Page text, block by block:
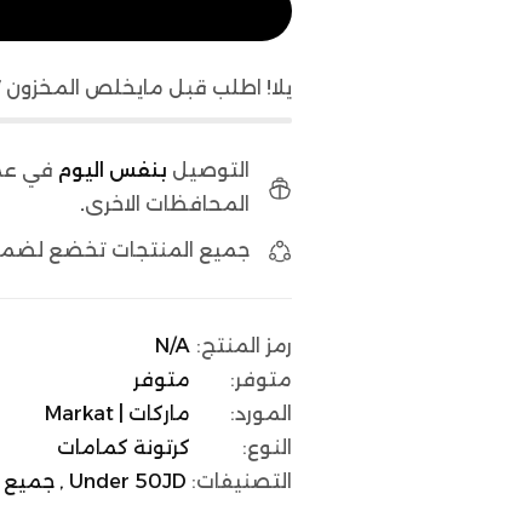
يلا! اطلب قبل مايخلص المخزون
التوصيل بنفس اليوم في
المحافظات الاخرى.
جميع المنتجات تخضع
رمز المنتج: N/A
متوفر:
متوفر
المورد:
ماركات | Markat
النوع:
كرتونة كمامات
التصنيفات: Under 50JD , جميع